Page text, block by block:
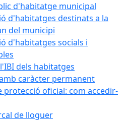
d'habitatge municipal
d'habitatges destinats a la
del municipi
d'habitatges socials i
dels habitatges
caràcter permanent
protecció oficial: com accedir-
de lloguer